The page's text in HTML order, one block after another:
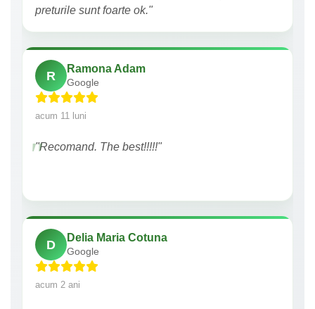
preturile sunt foarte ok."
R
Ramona Adam
Google
acum 11 luni
"Recomand. The best!!!!!"
D
Delia Maria Cotuna
Google
acum 2 ani